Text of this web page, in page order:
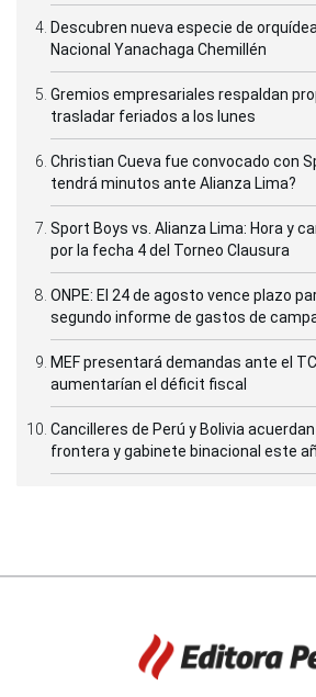
Descubren nueva especie de
Nacional Yanachaga Chemillén
Gremios empresariales respaldan
trasladar feriados a los lunes
Christian Cueva fue convocado con
tendrá minutos ante Alianza Lima?
Sport Boys vs. Alianza Lima: Hora y
por la fecha 4 del Torneo Clausura
ONPE: El 24 de agosto vence plazo
segundo informe de gastos de
MEF presentará demandas ante el
aumentarían el déficit fiscal
Cancilleres de Perú y Bolivia
frontera y gabinete binacional este